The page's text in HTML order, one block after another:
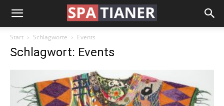
Start Schlagworte Events
Schlagwort: Events